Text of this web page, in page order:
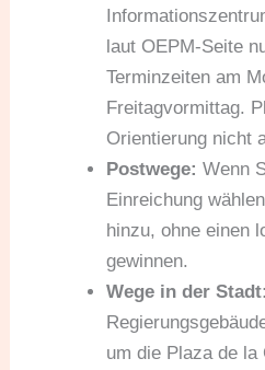
laut OEPM-Seite
Terminzeiten am
Freitagvormittag.
Orientierung nicht
Postwege: Wenn
Einreichung
hinzu, ohne einen
gewinnen.
Wege in der Stadt:
um die Plaza de la